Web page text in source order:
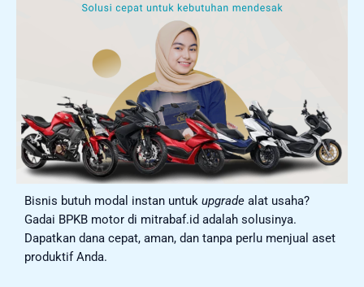
Bisnis butuh modal instan untuk upgrade alat usaha?
Gadai BPKB motor di mitrabaf.id adalah solusinya.
Dapatkan dana cepat, aman, dan tanpa perlu menjual aset
produktif Anda.